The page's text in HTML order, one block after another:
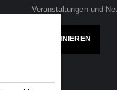
Veranstaltungen und
ABONNIEREN